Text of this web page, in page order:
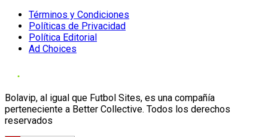
Términos y Condiciones
Políticas de Privacidad
Política Editorial
Ad Choices
Bolavip, al igual que Futbol Sites, es una compañía
perteneciente a Better Collective. Todos los derechos
reservados